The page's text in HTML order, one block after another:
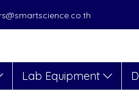
Lab Equipment